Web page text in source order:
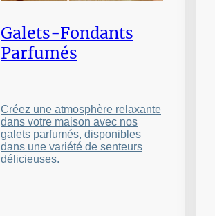
Galets-Fondants
Parfumés
Créez une atmosphère relaxante
dans votre maison avec nos
galets parfumés, disponibles
dans une variété de senteurs
délicieuses.